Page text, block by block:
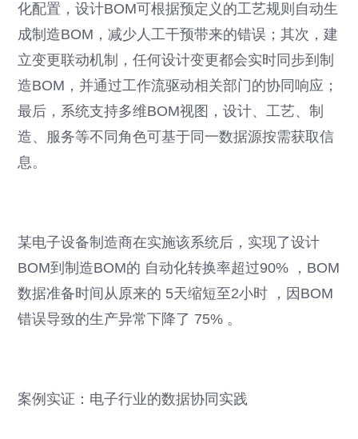
化配置，设计BOM可根据预定义的工艺规则自动生
成制造BOM，减少人工干预带来的错误；其次，建
立变更联动机制，任何设计变更都会实时同步到制
造BOM，并通过工作流驱动相关部门的协同响应；
最后，系统支持多维BOM视图，设计、工艺、制
造、服务等不同角色可基于同一数据源按需获取信
息。
某电子设备制造商在实施该系统后，实现了设计
BOM到制造BOM的 自动化转换率超过90% ，BOM
数据准备时间从原来的 5天缩短至2小时 ，因BOM
错误导致的生产异常下降了 75% 。
案例实证：电子行业的数据协同实践